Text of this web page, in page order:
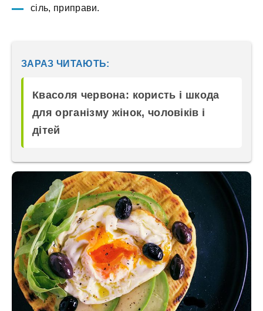
сіль, приправи.
ЗАРАЗ ЧИТАЮТЬ:
Квасоля червона: користь і шкода
для організму жінок, чоловіків і
дітей